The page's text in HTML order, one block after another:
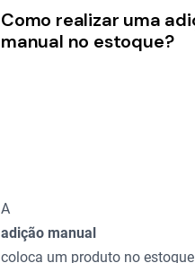
Como realizar uma
manual no estoque?
A
adição manual
coloca um produto no